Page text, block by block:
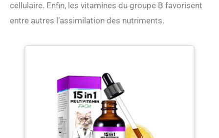
cellulaire. Enfin, les vitamines du groupe B favorisent
entre autres l’assimilation des nutriments.